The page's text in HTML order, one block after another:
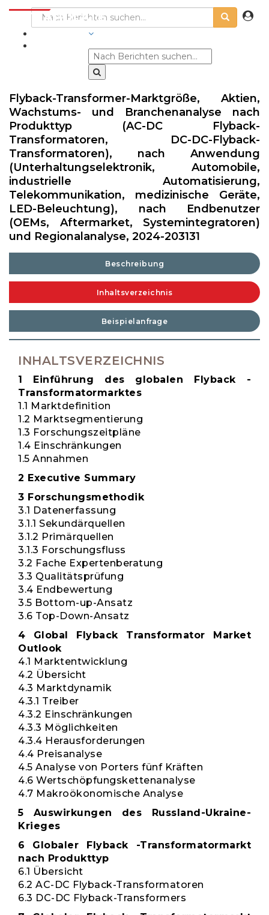
Flyback-Transformer-Marktgröße, Aktien,
Wachstums- und Branchenanalyse nach
Produkttyp (AC-DC Flyback-
Transformatoren, DC-DC-Flyback-
Transformatoren), nach Anwendung
(Unterhaltungselektronik, Automobile,
industrielle Automatisierung,
Telekommunikation, medizinische Geräte,
LED-Beleuchtung), nach Endbenutzer
(OEMs, Aftermarket, Systemintegratoren)
und Regionalanalyse, 2024-203131
Beschreibung
Inhaltsverzeichnis
Beispielanfrage
INHALTSVERZEICHNIS
1 Einführung des globalen Flyback -
Transformatormarktes
1.1 Marktdefinition
1.2 Marktsegmentierung
1.3 Forschungszeitpläne
1.4 Einschränkungen
1.5 Annahmen
2 Executive Summary
3 Forschungsmethodik
3.1 Datenerfassung
3.1.1 Sekundärquellen
3.1.2 Primärquellen
3.1.3 Forschungsfluss
3.2 Fache Expertenberatung
3.3 Qualitätsprüfung
3.4 Endbewertung
3.5 Bottom-up-Ansatz
3.6 Top-Down-Ansatz
4 Global Flyback Transformator Market
Outlook
4.1 Marktentwicklung
4.2 Übersicht
4.3 Marktdynamik
4.3.1 Treiber
4.3.2 Einschränkungen
4.3.3 Möglichkeiten
4.3.4 Herausforderungen
4.4 Preisanalyse
4.5 Analyse von Porters fünf Kräften
4.6 Wertschöpfungskettenanalyse
4.7 Makroökonomische Analyse
5 Auswirkungen des Russland-Ukraine-
Krieges
6 Globaler Flyback -Transformatormarkt
nach Produkttyp
6.1 Übersicht
6.2 AC-DC Flyback-Transformatoren
6.3 DC-DC Flyback-Transformers